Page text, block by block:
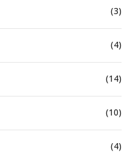
(3)
(4)
(14)
(10)
(4)